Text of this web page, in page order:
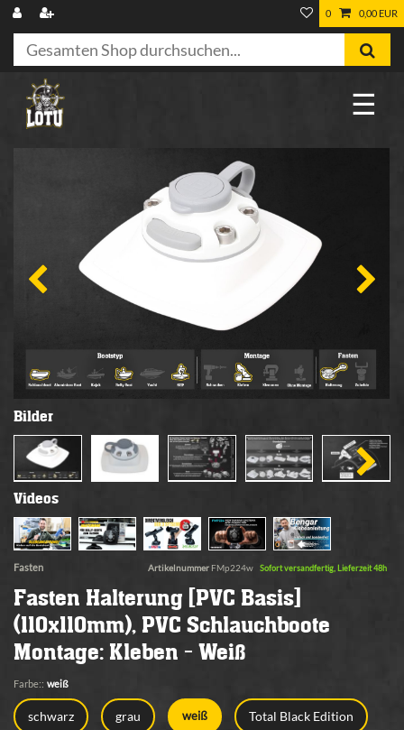
0 0,00 EUR
☰
Bilder
Videos
Fasten Artikelnummer FMp224w Sofort versandfertig, Lieferzeit 48h
Fasten Halterung [PVC Basis]
(110x110mm), PVC Schlauchboote
Montage: Kleben - Weiß
Farbe:: weiß
schwarz grau weiß Total Black Edition